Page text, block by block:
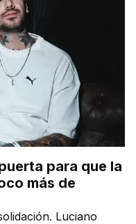
para que la
más de
Luciano